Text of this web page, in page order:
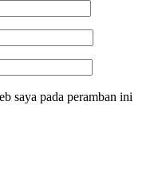
saya pada peramban ini